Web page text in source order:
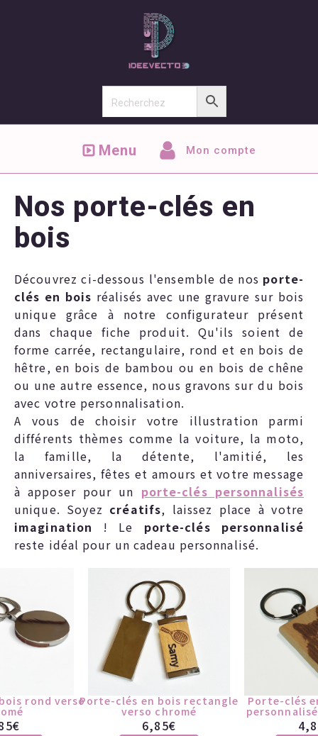
Menu Mon compte
Nos porte-clés en
bois
Découvrez ci-dessous l'ensemble de nos porte-
clés en bois réalisés avec une gravure sur bois
unique grâce à notre configurateur présent
dans chaque fiche produit. Qu'ils soient de
forme carrée, rectangulaire, rond et en bois de
hêtre, en bois de bambou ou en bois de chêne
ou une autre essence, nous gravons sur du bois
avec votre personnalisation.
A vous de choisir votre illustration parmi
différents thèmes comme la voiture, la moto,
la famille, la détente, l'amitié, les
anniversaires, fêtes et amours et votre message
à apposer pour un porte-clés personnalisés
unique. Soyez créatifs, laissez place à votre
imagination ! Le porte-clés personnalisé
reste idéal pour un cadeau personnalisé.
rond verso
€
Porte-clés en bois rectangle
verso chromé
6,85€
Porte-clés